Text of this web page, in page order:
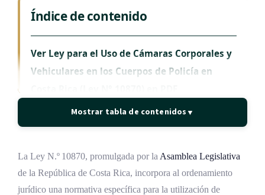
Índice de contenido
Ver Ley para el Uso de Cámaras Corporales y
Vehiculares en los Cuerpos de Policía en
Leer Ley para el Uso de Cámaras Corporales y
Costa Rica (Ley N° 10870)
ARTÍCULO 1
Mostrar tabla de contenidos▼
La Ley N.º 10870, promulgada por la Asamblea Legislativa
de la República de Costa Rica, incorpora al ordenamiento
jurídico una normativa específica para la utilización de